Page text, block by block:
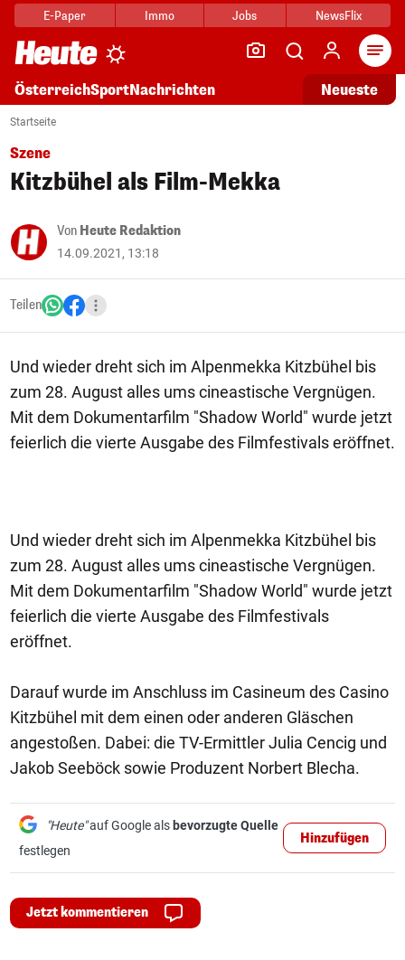
E-Paper Immo Jobs NewsFlix
ÖsterreichSportNachrichten Neueste
Startseite
Szene
Kitzbühel als Film-Mekka
Von Heute Redaktion
14.09.2021, 13:18
Teilen
Und wieder dreht sich im Alpenmekka Kitzbühel bis
zum 28. August alles ums cineastische Vergnügen.
Mit dem Dokumentarfilm "Shadow World" wurde jetzt
feierlich die vierte Ausgabe des Filmfestivals eröffnet.
Und wieder dreht sich im Alpenmekka Kitzbühel bis
zum 28. August alles ums cineastische Vergnügen.
Mit dem Dokumentarfilm "Shadow World" wurde jetzt
feierlich die vierte Ausgabe des Filmfestivals
eröffnet.
Darauf wurde im Anschluss im Casineum des Casino
Kitzbühel mit dem einen oder anderen Gläschen
angestoßen. Dabei: die TV-Ermittler Julia Cencig und
Jakob Seeböck sowie Produzent Norbert Blecha.
"Heute"auf Google als bevorzugte Quelle
festlegen
Hinzufügen
Jetzt kommentieren